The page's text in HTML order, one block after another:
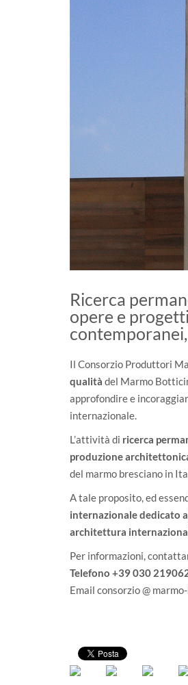
Ricerca
opere e
Il Consorzio Produttori
qualità del Marmo
approfondire e
internazionale.
L’attività di ricerca
produzione
del marmo bresciano in
A tale proposito, ed
internazionale dedicato
architettura
Per informazioni,
Telefono +39 030
Email consorzio @